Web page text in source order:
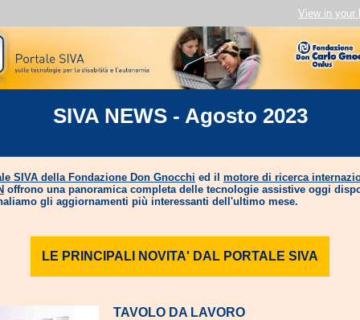
View in your
SIVA NEWS - Agosto 2023
SIVA della Fondazione Don Gnocchi ed il motore di ricerca
offrono una panoramica completa delle tecnologie assistive oggi
gli aggiornamenti più interessanti dell'ultimo mese.
LE PRINCIPALI NOVITA' DAL PORTALE SIVA
TAVOLO DA LAVORO